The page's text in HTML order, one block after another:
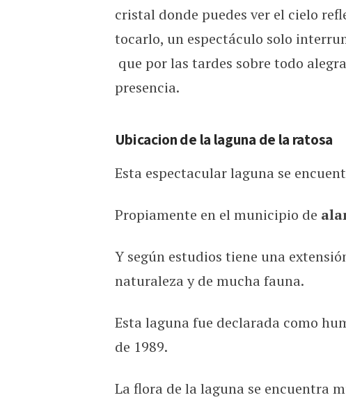
cristal donde puedes ver el cielo
tocarlo, un espectáculo solo
que por las tardes sobre todo
presencia.
Ubicacion de la laguna de la ratosa
Esta espectacular laguna se
Propiamente en el municipio de
Y según estudios tiene una
naturaleza y de mucha fauna.
Esta laguna fue declarada como
de 1989.
La flora de la laguna se encuentra